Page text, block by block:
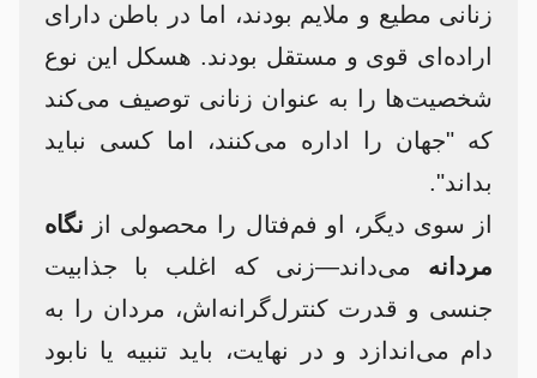
زنانی مطیع و ملایم بودند، اما در باطن دارای
اراده‌ای قوی و مستقل بودند. هسکل این نوع
شخصیت‌ها را به عنوان زنانی توصیف می‌کند
که "جهان را اداره می‌کنند، اما کسی نباید
بداند".​
از سوی دیگر، او فم‌فتال را محصولی از نگاه
مردانه می‌داند—زنی که اغلب با جذابیت
جنسی و قدرت کنترل‌گرانه‌اش، مردان را به
دام می‌اندازد و در نهایت، باید تنبیه یا نابود